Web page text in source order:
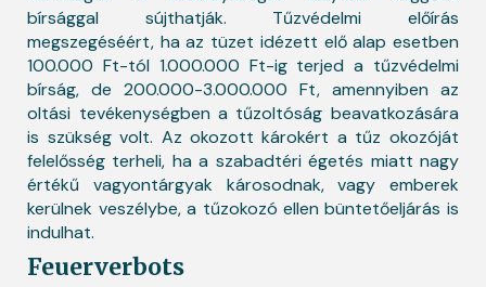
bírsággal sújthatják. Tűzvédelmi előírás
megszegéséért, ha az tüzet idézett elő alap esetben
100.000 Ft-tól 1.000.000 Ft-ig terjed a tűzvédelmi
bírság, de 200.000-3.000.000 Ft, amennyiben az
oltási tevékenységben a tűzoltóság beavatkozására
is szükség volt. Az okozott károkért a tűz okozóját
felelősség terheli, ha a szabadtéri égetés miatt nagy
értékű vagyontárgyak károsodnak, vagy emberek
kerülnek veszélybe, a tűzokozó ellen büntetőeljárás is
indulhat.
Feuerverbots